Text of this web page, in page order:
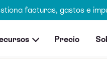
facturas, gastos e
Precio